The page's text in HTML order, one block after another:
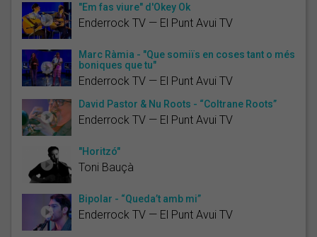
"Em fas viure" d'Okey Ok
Enderrock TV — El Punt Avui TV
Marc Ràmia - "Que somiïs en coses tant o més
boniques que tu"
Enderrock TV — El Punt Avui TV
David Pastor & Nu Roots - “Coltrane Roots”
Enderrock TV — El Punt Avui TV
"Horitzó"
Toni Bauçà
Bipolar - “Queda’t amb mi”
Enderrock TV — El Punt Avui TV